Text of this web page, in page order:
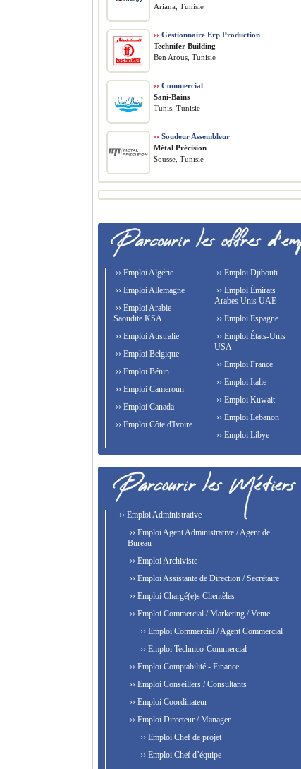
Ariana, Tunisie
›› Gestionnaire Erp Production
Technifer Building
Ben Arous, Tunisie
›› Commercial
Sani-Bains
Tunis, Tunisie
›› Soudeur Assembleur
Métal Précision
Sousse, Tunisie
›› Emploi Algérie
›› Emploi Allemagne
›› Emploi Arabie
Saoudite KSA
›› Emploi Australie
›› Emploi Belgique
›› Emploi Bénin
›› Emploi Cameroun
›› Emploi Canada
›› Emploi Côte d'Ivoire
›› Emploi Djibouti
›› Emploi Émirats
Arabes Unis UAE
›› Emploi Espagne
›› Emploi États-Unis
USA
›› Emploi France
›› Emploi Italie
›› Emploi Kuwait
›› Emploi Lebanon
›› Emploi Libye
›› Emploi Administrative
›› Emploi Agent Administrative / Agent de
Bureau
›› Emploi Archiviste
›› Emploi Assistante de Direction / Secrétaire
›› Emploi Chargé(e)s Clientèles
›› Emploi Commercial / Marketing / Vente
›› Emploi Commercial / Agent Commercial
›› Emploi Technico-Commercial
›› Emploi Comptabilité - Finance
›› Emploi Conseillers / Consultants
›› Emploi Coordinateur
›› Emploi Directeur / Manager
›› Emploi Chef de projet
›› Emploi Chef d’équipe